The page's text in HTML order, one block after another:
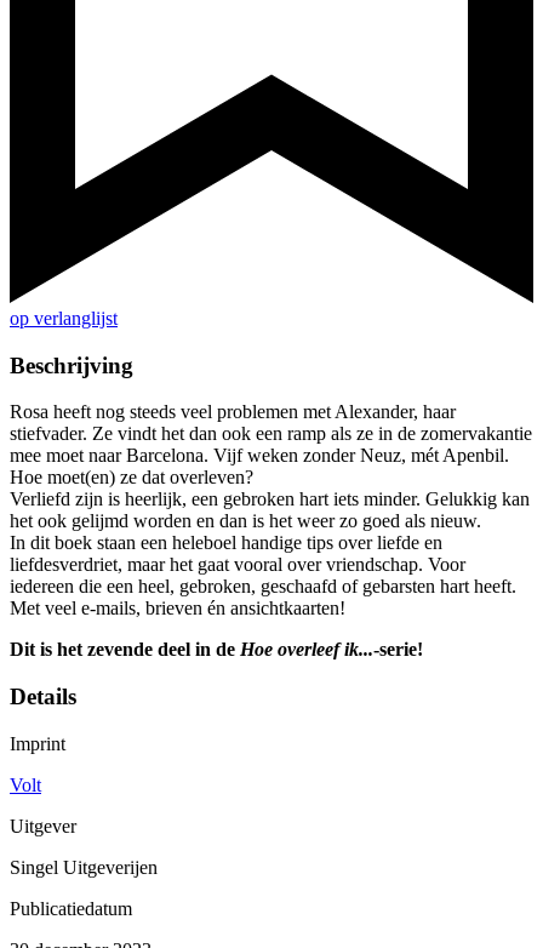
op verlanglijst
Beschrijving
Rosa heeft nog steeds veel problemen met Alexander, haar
stiefvader. Ze vindt het dan ook een ramp als ze in de zomervakantie
mee moet naar Barcelona. Vijf weken zonder Neuz, mét Apenbil.
Hoe moet(en) ze dat overleven?
Verliefd zijn is heerlijk, een gebroken hart iets minder. Gelukkig kan
het ook gelijmd worden en dan is het weer zo goed als nieuw.
In dit boek staan een heleboel handige tips over liefde en
liefdesverdriet, maar het gaat vooral over vriendschap. Voor
iedereen die een heel, gebroken, geschaafd of gebarsten hart heeft.
Met veel e-mails, brieven én ansichtkaarten!
Dit is het zevende deel in de Hoe overleef ik...-serie!
Details
Imprint
Volt
Uitgever
Singel Uitgeverijen
Publicatiedatum